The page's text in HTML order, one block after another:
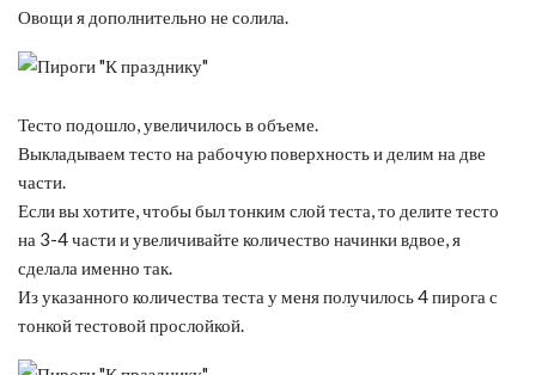
Овощи я дополнительно не солила.
Тесто подошло, увеличилось в объеме.
Выкладываем тесто на рабочую поверхность и делим на две
части.
Если вы хотите, чтобы был тонким слой теста, то делите тесто
на 3-4 части и увеличивайте количество начинки вдвое, я
сделала именно так.
Из указанного количества теста у меня получилось 4 пирога с
тонкой тестовой прослойкой.